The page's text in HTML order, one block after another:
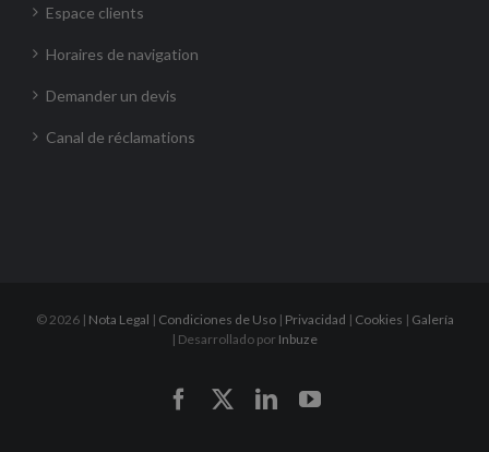
Espace clients
Horaires de navigation
Demander un devis
Canal de réclamations
©2026 | Nota Legal | Condiciones de Uso| Privacidad | Cookies | Galería
| Desarrollado por Inbuze
FacebookLinkedInYouTube